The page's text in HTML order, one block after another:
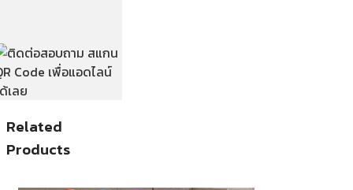
Related
Products